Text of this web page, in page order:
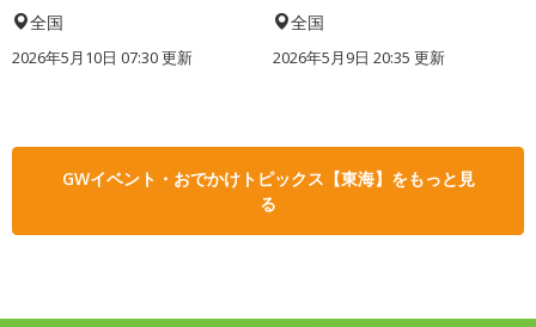
全国
2026年5月10日 07:30 更新
全国
2026年5月9日 20:35 更新
GWイベント・おでかけトピックス【東海】をもっと見
る